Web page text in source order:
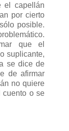
el capellán
por cierto
posible.
que el
suplicante,
se dice de
de afirmar
no quiere
cuento o se